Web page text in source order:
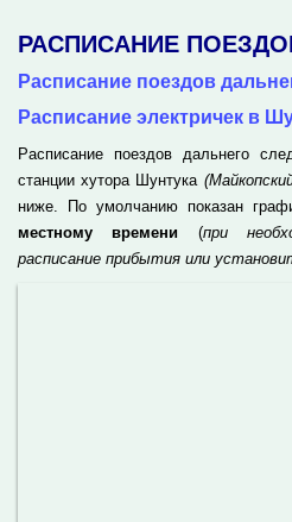
РАСПИСАНИЕ
Расписание поездов
Расписание электричек в
Расписание поездов дальнего
станции хутора Шунтука
ниже. По умолчанию показан
местному времени (при
расписание прибытия или